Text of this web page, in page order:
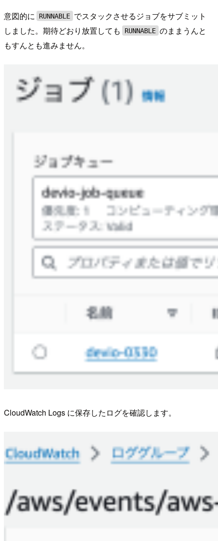
意図的に RUNNABLE でスタックさせるジョブをサブミット
しました。期待どおり放置しても
RUNNABLE のままうんと
もすんとも進みません。
CloudWatch Logs に保存したログを確認します。